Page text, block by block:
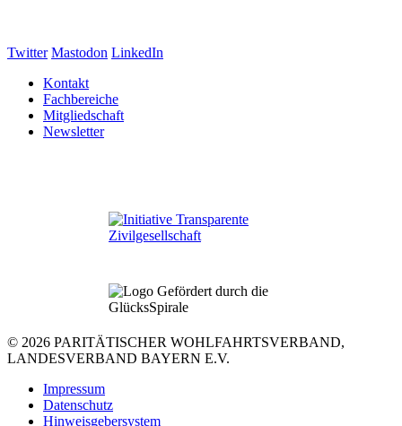
Twitter Mastodon LinkedIn
Kontakt
Fachbereiche
Mitgliedschaft
Newsletter
© 2026 PARITÄTISCHER WOHLFAHRTSVERBAND,
LANDESVERBAND BAYERN E.V.
Impressum
Datenschutz
Hinweisgebersystem